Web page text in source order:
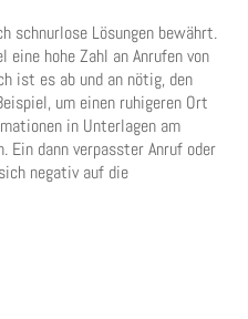
schnurlose Lösungen bewährt.
hohe Zahl an Anrufen von
ist es ab und an nötig, den
um einen ruhigeren Ort
in Unterlagen am
Ein dann verpasster Anruf oder
negativ auf die